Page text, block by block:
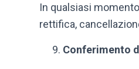
In qualsiasi
rettifica,
Conferimento